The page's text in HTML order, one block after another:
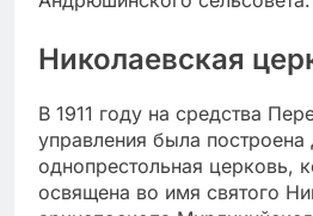
Николаевская
В 1911 году на средства
управления была построена
однопрестольная церковь,
освящена во имя святого